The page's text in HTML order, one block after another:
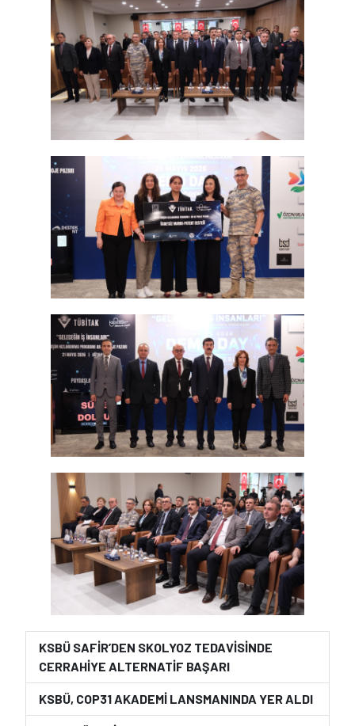
KSBÜ SAFİR’DEN SKOLYOZ TEDAVİSİNDE
CERRAHİYE ALTERNATİF BAŞARI
KSBÜ, COP31 AKADEMİ LANSMANINDA YER ALDI